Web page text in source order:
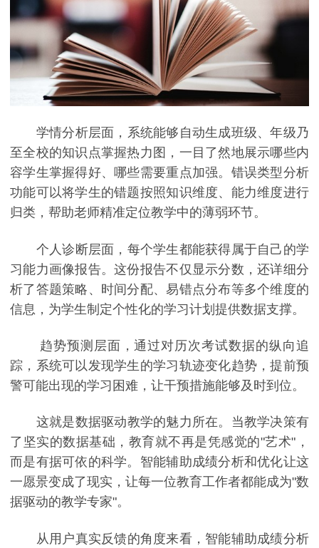
学情分析层面，系统能够自动生成班级、年级乃
至全校的知识点掌握热力图，一目了然地展示哪些内
容学生掌握得好、哪些需要重点加强。错误类型分析
功能可以将学生的错题按照知识维度、能力维度进行
归类，帮助老师精准定位教学中的薄弱环节。
个人诊断层面，每个学生都能获得属于自己的学
习能力画像报告。这份报告不仅显示分数，还详细分
析了答题策略、时间分配、易错点分布等多个维度的
信息，为学生制定个性化的学习计划提供数据支撑。
趋势预测层面，通过对历次考试数据的纵向追
踪，系统可以发现学生的学习轨迹变化趋势，提前预
警可能出现的学习困难，让干预措施能够及时到位。
这就是数据驱动教学的魅力所在。当教学决策有
了坚实的数据基础，教育就不再是凭感觉的"艺术"，
而是有据可依的科学。智能辅助成绩分析和优化让这
一愿景变成了现实，让每一位教育工作者都能成为"数
据驱动的教学专家"。
从用户真实反馈的角度来看，智能辅助成绩分析